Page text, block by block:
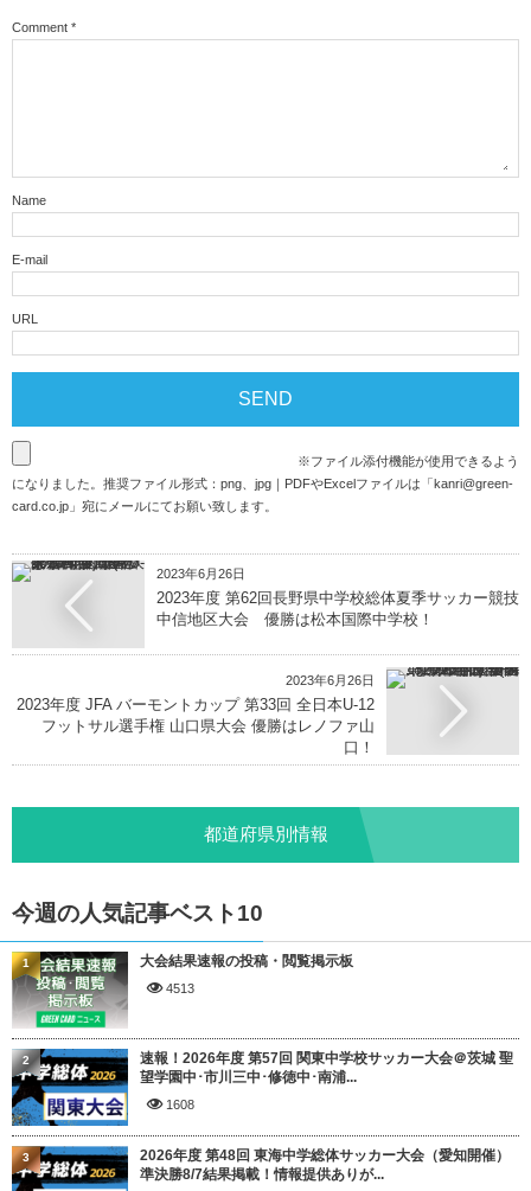
Comment *
Name
E-mail
URL
※ファイル添付機能が使用できるよう
になりました。推奨ファイル形式：png、jpg｜PDFやExcelファイルは「 kanri@green-
card.co.jp 」宛にメールにてお願い致します。
2023年6月26日
2023年度 第62回長野県中学校総体夏季サッカー競技
中信地区大会 優勝は松本国際中学校！
2023年6月26日
2023年度 JFA バーモントカップ 第33回 全日本U-12
フットサル選手権 山口県大会 優勝はレノファ山
口！
都道府県別情報
今週の人気記事ベスト10
大会結果速報の投稿・閲覧掲示板
4513
1
速報！2026年度 第57回 関東中学校サッカー大会＠茨城 聖
望学園中･市川三中･修徳中･南浦...
1608
2
2026年度 第48回 東海中学総体サッカー大会（愛知開催）
準決勝8/7結果掲載！情報提供ありが...
3